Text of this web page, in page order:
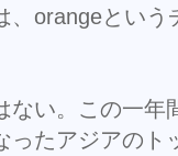
、orangeとい
ない。この一年
ったアジアのト